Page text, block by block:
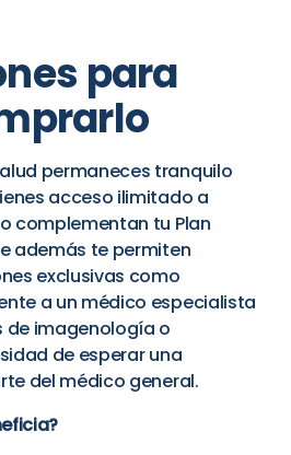
para
permaneces tranquilo
acceso ilimitado a
complementan tu Plan
además te permiten
exclusivas como
a un médico especialista
de imagenología o
de esperar una
del médico general.